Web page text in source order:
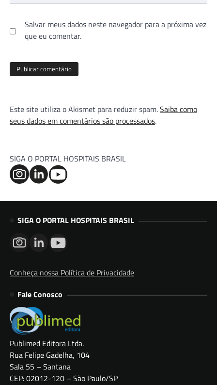
Salvar meus dados neste navegador para a próxima vez
que eu comentar.
Este site utiliza o Akismet para reduzir spam.Saiba como
seus dados em comentários são processados.
SIGA O PORTAL HOSPITAIS BRASIL
SIGA O PORTAL HOSPITAIS BRASIL
Conheça nossa Política de Privacidade
Fale Conosco
Publimed Editora Ltda.
Rua Felipe Gadelha, 104
Sala 55 – Santana
CEP: 02012-120 – São Paulo/SP